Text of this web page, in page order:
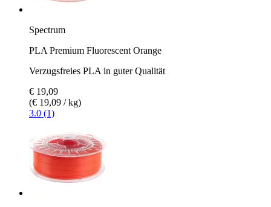
Spectrum
PLA Premium Fluorescent Orange
Verzugsfreies PLA in guter Qualität
€ 19,09
(€ 19,09 / kg)
3.0 (1)